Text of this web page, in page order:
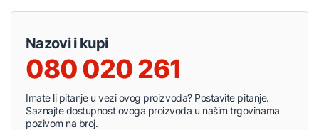
Nazovi i kupi
080 020 261
Imate li pitanje u vezi ovog proizvoda? Postavite pitanje.
Saznajte dostupnost ovoga proizvoda u našim trgovinama
pozivom na broj.